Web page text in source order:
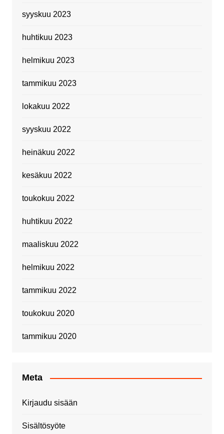
syyskuu 2023
huhtikuu 2023
helmikuu 2023
tammikuu 2023
lokakuu 2022
syyskuu 2022
heinäkuu 2022
kesäkuu 2022
toukokuu 2022
huhtikuu 2022
maaliskuu 2022
helmikuu 2022
tammikuu 2022
toukokuu 2020
tammikuu 2020
Meta
Kirjaudu sisään
Sisältösyöte